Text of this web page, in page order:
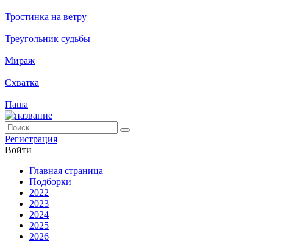
Тростинка на ветру
Треугольник судьбы
Мираж
Схватка
Паша
Ре­ги­ст­ра­ция
Вой­ти
Глав­ная стра­ни­ца
Подборки
2022
2023
2024
2025
2026